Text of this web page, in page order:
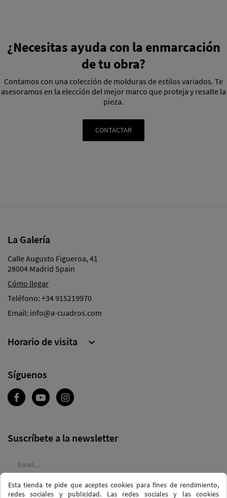
¿Necesitas ayuda con la enmarcación
de tu obra?
Contamos con una colección de molduras de estilos variados. Te
asesoramos en la elección del mejor marco que proteja y resalte la
pieza.
CONTACTAR
La Galería
Calle Augusto Figueroa, 41
28004 Madrid Spain
Cómo llegar
Teléfono: +34 915219970
Email: info@a-cuadros.com
Síguenos
Horario de visita 
Suscríbete a la newsletter
Acepto las condiciones generales y lapolítica de confidencialidad
Esta tienda te pide que aceptes cookies para fines de rendimiento,
redes sociales y publicidad. Las redes sociales y las cookies